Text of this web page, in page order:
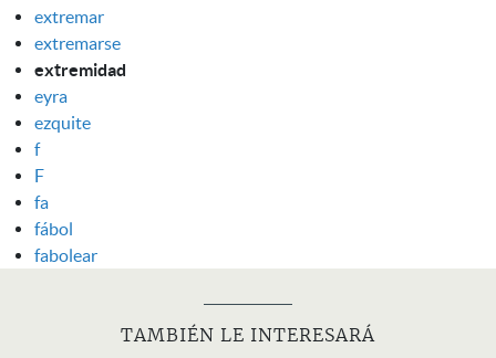
extremar
extremarse
extremidad
eyra
ezquite
f
F
fa
fábol
fabolear
TAMBIÉN LE INTERESARÁ